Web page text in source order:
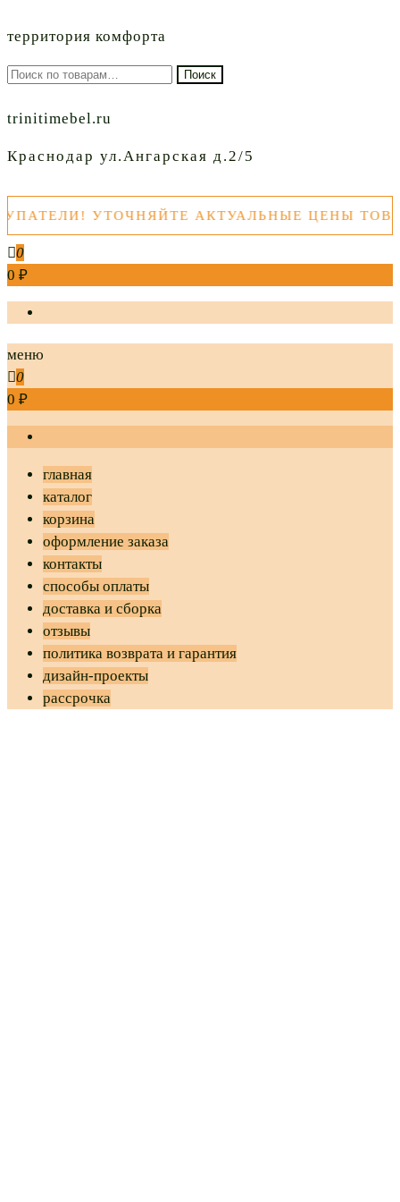
территория комфорта
Искать: Поиск
trinitimebel.ru
Краснодар ул.Ангарская д.2/5
УТОЧНЯЙТЕ АКТУАЛЬНЫЕ ЦЕНЫ
0
0 ₽
меню
0
0 ₽
главная
каталог
корзина
оформление заказа
контакты
способы оплаты
доставка и сборка
отзывы
политика возврата и гарантия
дизайн-проекты
рассрочка